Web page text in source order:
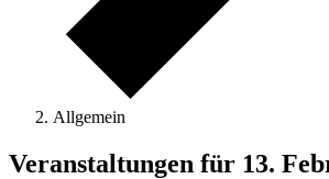
Allgemein
Veranstaltungen für 13.